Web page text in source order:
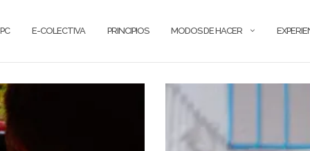
E-COLECTIVA PRINCIPIOS MODOS DE HACER